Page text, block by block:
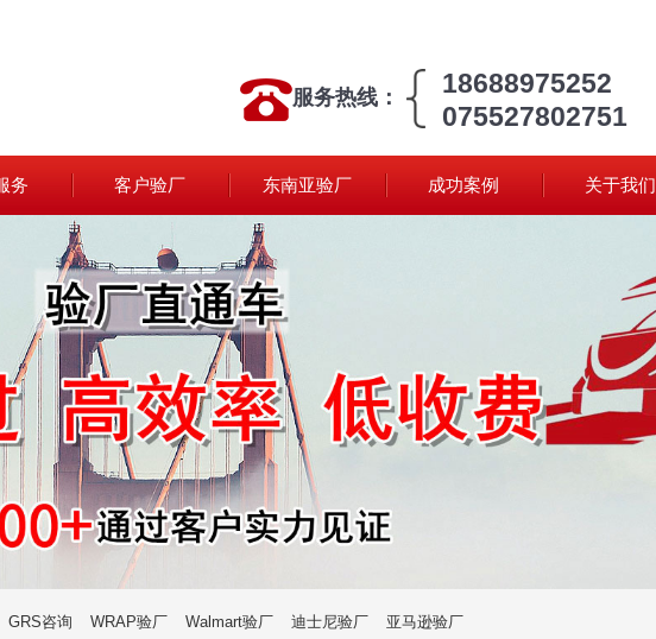
服务热线：
18688975252
075527802751
务 客户验厂 东南亚验厂 成功案例 关于我们
GRS咨询 WRAP验厂 Walmart验厂 迪士尼验厂 亚马逊验厂